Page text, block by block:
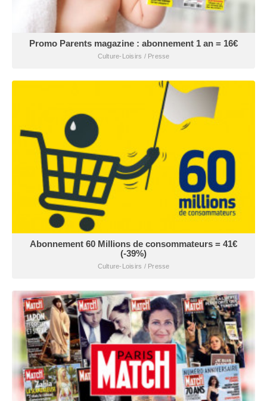
Promo Parents magazine : abonnement 1 an = 16€
Culture-Loisirs / Presse
Abonnement 60 Millions de consommateurs = 41€
(-39%)
Culture-Loisirs / Presse